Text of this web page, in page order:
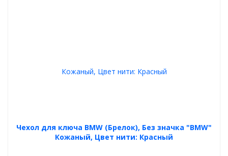
Чехол для ключа BMW (Брелок), Без значка "BMW"
Кожаный, Цвет нити: Красный